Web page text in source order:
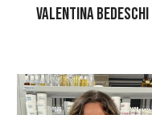
VALENTINA BEDESCHI